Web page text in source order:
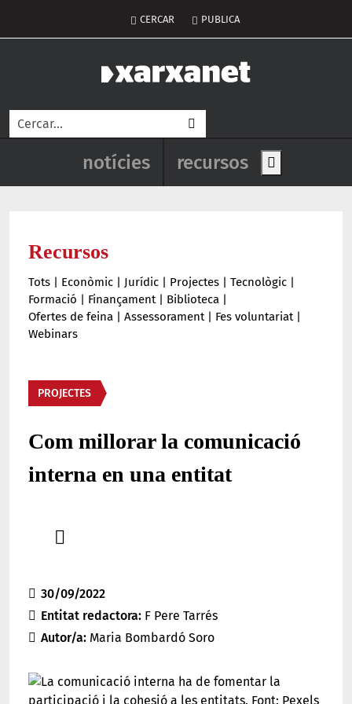
Menú del compte d'usuari
CERCAR PUBLICA
Cerca
Navegació principal de
notícies recursos Show main
Recursos
Tots | Econòmic | Jurídic | Projectes | Tecnològic |
Formació | Finançament | Biblioteca |
Ofertes de feina | Assessorament | Fes voluntariat |
Webinars
Àmbit
PROJECTES
Com millorar la comunicació
interna en una entitat
30/09/2022
Entitat redactora F Pere Tarrés
Autor/a Maria Bombardó Soro